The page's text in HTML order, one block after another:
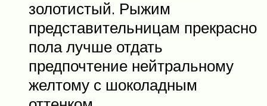
золотистый. Рыжим
представительницам прекрасно
пола лучше отдать
предпочтение нейтральному
желтому с шоколадным